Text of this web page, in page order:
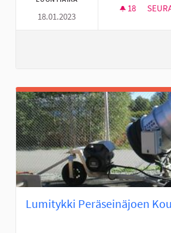
18.01.2023
18 18
Lumitykki Peräseinäjoen